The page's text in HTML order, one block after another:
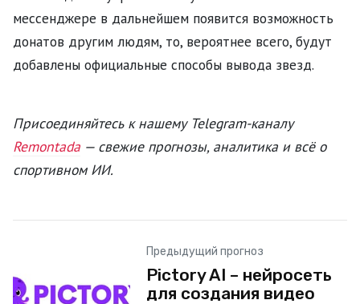
мессенджере в дальнейшем появится возможность
донатов другим людям, то, вероятнее всего, будут
добавлены официальные способы вывода звезд.
Присоединяйтесь к нашему Telegram-каналу
Remontada — свежие прогнозы, аналитика и всё о
спортивном ИИ.
Предыдущий прогноз
Pictory AI – нейросеть
для создания видео